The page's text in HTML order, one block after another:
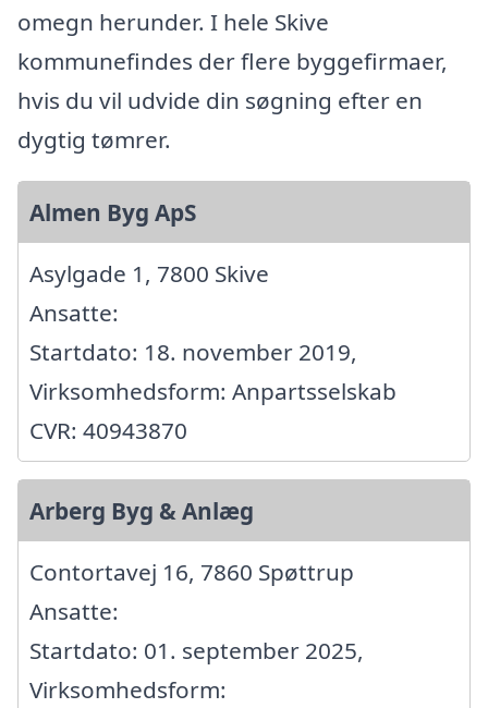
omegn herunder. I hele Skive
kommunefindes der flere byggefirmaer,
hvis du vil udvide din søgning efter en
dygtig tømrer.
Almen Byg ApS
Asylgade 1, 7800 Skive
Ansatte:
Startdato: 18. november 2019,
Virksomhedsform: Anpartsselskab
CVR: 40943870
Arberg Byg & Anlæg
Contortavej 16, 7860 Spøttrup
Ansatte:
Startdato: 01. september 2025,
Virksomhedsform: